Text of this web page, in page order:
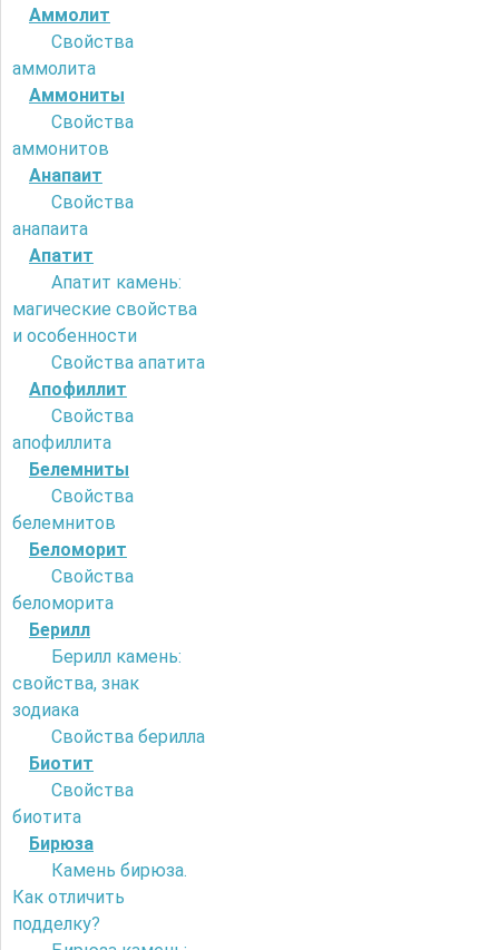
Аммолит
Свойства
аммолита
Аммониты
Свойства
аммонитов
Анапаит
Свойства
анапаита
Апатит
Апатит камень:
магические свойства
и особенности
Свойства апатита
Апофиллит
Свойства
апофиллита
Белемниты
Свойства
белемнитов
Беломорит
Свойства
беломорита
Берилл
Берилл камень:
свойства, знак
зодиака
Свойства берилла
Биотит
Свойства
биотита
Бирюза
Камень бирюза.
Как отличить
подделку?